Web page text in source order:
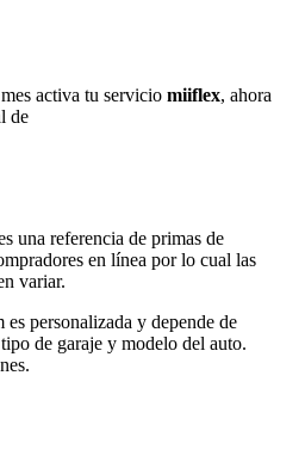
activa tu servicio miiflex, ahora
de
una referencia de primas de
en línea por lo cual las
variar.
personalizada y depende de
de garaje y modelo del auto.